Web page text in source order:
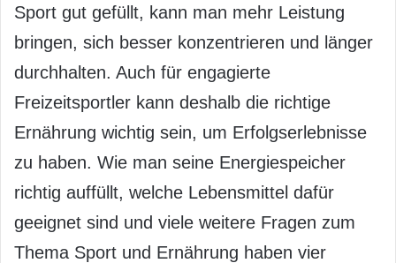
Sport gut gefüllt, kann man mehr Leistung
bringen, sich besser konzentrieren und länger
durchhalten. Auch für engagierte
Freizeitsportler kann deshalb die richtige
Ernährung wichtig sein, um Erfolgserlebnisse
zu haben. Wie man seine Energiespeicher
richtig auffüllt, welche Lebensmittel dafür
geeignet sind und viele weitere Fragen zum
Thema Sport und Ernährung haben vier